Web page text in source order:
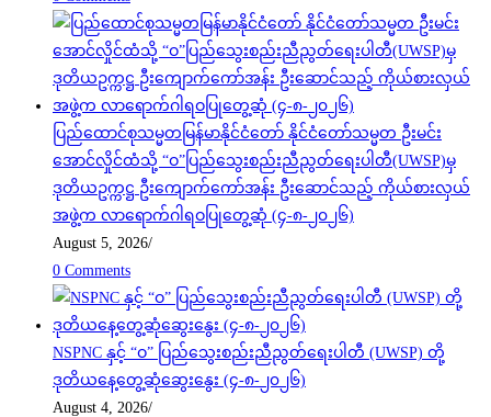
ပြည်ထောင်စုသမ္မတမြန်မာနိုင်ငံတော် နိုင်ငံတော်သမ္မတ ဦးမင်း
အောင်လှိုင်ထံသို့ “ဝ”ပြည်သွေးစည်းညီညွတ်ရေးပါတီ(UWSP)မှ
ဒုတိယဥက္ကဋ္ဌ ဦးကျောက်ကော်အန်း ဦးဆောင်သည့် ကိုယ်စားလှယ်
အဖွဲ့က လာရောက်ဂါရဝပြုတွေ့ဆုံ (၄-၈-၂၀၂၆)
August 5, 2026/
0 Comments
NSPNC နှင့် “ဝ” ပြည်သွေးစည်းညီညွတ်ရေးပါတီ (UWSP) တို့
ဒုတိယနေ့တွေ့ဆုံဆွေးနွေး (၄-၈-၂၀၂၆)
August 4, 2026/